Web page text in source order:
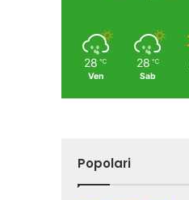
28 ℃
Ven
28 ℃
Sab
Popolari